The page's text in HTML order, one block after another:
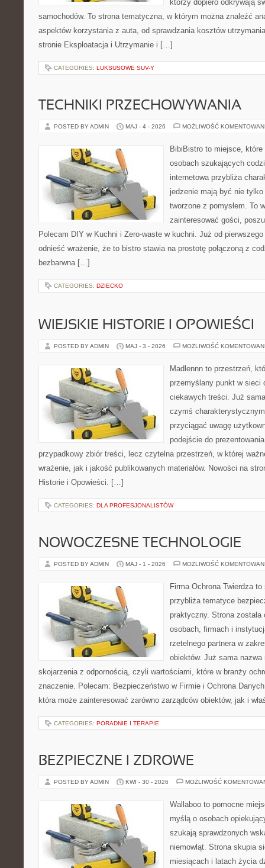
którzy dopiero odkrywają
samochodów. To strona tematyczna, w którym można znaleźć
aspektów korzystania z auta, od sprawdzania kosztów
stronie Eksploatacja i Utrzymanie i […]
CATEGORIES: LUKSUSOWE SUV-Y
TECHNIKI PRZECHOWYWANIA
POSTED BY ADMIN MAJ - 4 - 2026 MOŻLIWOŚĆ
BibiBistro to miejsce,
osobach szukających
internetowa przybliża
jedzenie mają być nie
tworzone z pomysłem. To
zainteresować gości,
Polecam DIY w Kuchni i Zero-waste w kuchni. Już od
odnieść wrażenie, że to bistro stawia na prostotę połączoną z
bezbarwna […]
CATEGORIES: DZIECKO
WIEJSKIE HISTORIE I OPOWIEŚCI
POSTED BY ADMIN MAJ - 3 - 2026 MOŻLIWOŚĆ
Madlennn to przestrzeń,
przemyślany punkt w sieci
ciekawych treści. Już
czymś
przyciągać uwagę
podejście do
przypadkowy zbiór treści, lecz czytelna przestrzeń, w której
wrażenie, jak i jakość publikowanych materiałów. Nowości na
Historie i Opowieści. […]
CATEGORIES: DLA PROFESJONALISTÓW
NOWOCZESNE TECHNOLOGIE
POSTED BY ADMIN MAJ - 1 - 2026 MOŻLIWOŚĆ
Firma Ochrona Twierdza
przybliża tematyce
praktyczny. Strona
osobach, firmach i
rzetelnego partnera w
obiektów. Już sama nazwa
skojarzenia z odpornością, czyli wartościami, które w branży
znaczenie. Polecam: Bezpieczeństwo w Firmie i Ochrona
która może zainteresować zarówno zarządców obiektów, jak i
CATEGORIES: PORADNIE I TERAPIE
BEZPIECZNE I ZDROWE
POSTED BY ADMIN KWI - 30 - 2026 MOŻLIWOŚĆ
Wallaboo to pomocne
myślą o osobach
szukają sprawdzonych
niemowląt. Strona skupia
miesiącach i latach życia